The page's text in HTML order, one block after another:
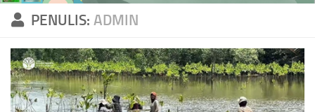
PENULIS: ADMIN